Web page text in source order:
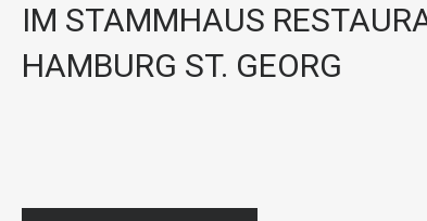
IM STAMMHAUS
HAMBURG ST. GEORG